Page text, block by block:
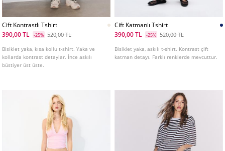
Cift Kontrastlı Tshirt
390,00 TL
-25% 520,00 TL
Bisiklet yaka, kısa kollu t-shirt. Yaka ve
kollarda kontrast detaylar. İnce askılı
büstiyer üst üste.
Cift Katmanlı Tshirt
390,00 TL
-25% 520,00 TL
Bisiklet yaka, askılı t-shirt. Kontrast çift
katman detayı. Farklı renklerde mevcuttur.